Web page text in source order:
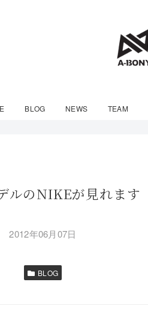
BLOG NEWS TEAM
ルのNIKEが見れます
2012年06月07日
BLOG